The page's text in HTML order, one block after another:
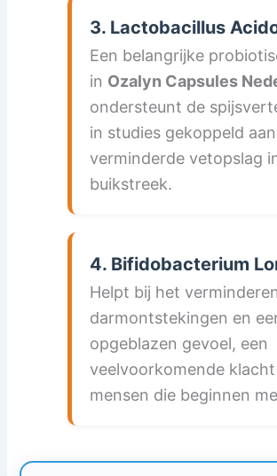
3. Lactobacillus
Een belangrijke
in Ozalyn Capsules
ondersteunt de
in studies gekoppeld aan
verminderde vetopslag
buikstreek.
4. Bifidobacterium
Helpt bij het
darmontstekingen en
opgeblazen gevoel, een
veelvoorkomende
mensen die beginnen